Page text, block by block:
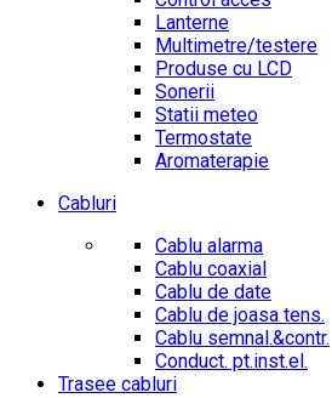
Lanterne
Multimetre/testere
Produse cu LCD
Sonerii
Statii meteo
Termostate
Aromaterapie
Cabluri
Cablu alarma
Cablu coaxial
Cablu de date
Cablu de joasa tens.
Cablu semnal.&contr.
Conduct. pt.inst.el.
Trasee cabluri